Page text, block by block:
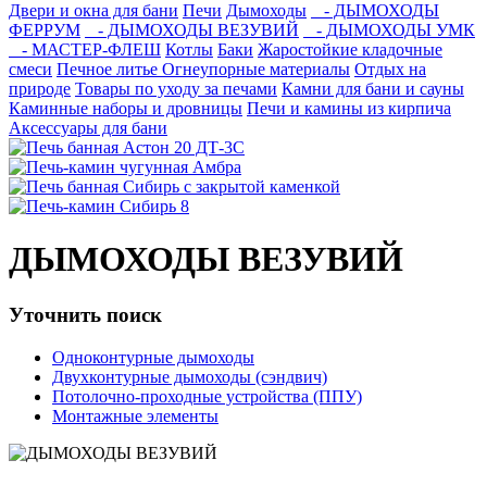
Двери и окна для бани Печи Дымоходы
- ДЫМОХОДЫ
ФЕРРУМ
- ДЫМОХОДЫ ВЕЗУВИЙ
- ДЫМОХОДЫ УМК
- МАСТЕР-ФЛЕШ Котлы Баки Жаростойкие кладочные
смеси Печное литье Огнеупорные материалы Отдых на
природе Товары по уходу за печами Камни для бани и сауны
Каминные наборы и дровницы Печи и камины из кирпича
Аксессуары для бани
ДЫМОХОДЫ ВЕЗУВИЙ
Уточнить поиск
Одноконтурные дымоходы
Двухконтурные дымоходы (сэндвич)
Потолочно-проходные устройства (ППУ)
Монтажные элементы